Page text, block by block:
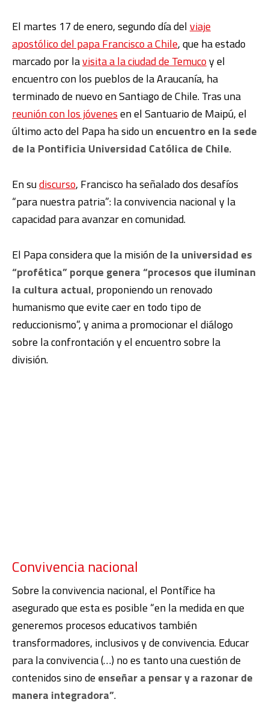
El martes 17 de enero, segundo día delviaje
apostólico del papa Francisco a Chile, que ha estado
marcado por lavisita a la ciudad de Temucoy el
encuentro con los pueblos de la Araucanía, ha
terminado de nuevo en Santiago de Chile. Tras una
reunión con los jóvenesen el Santuario de Maipú, el
último acto del Papa ha sido unencuentro en la sede
de la Pontificia Universidad Católica de Chile.
En sudiscurso, Francisco ha señalado dos desafíos
“para nuestra patria”: la convivencia nacional y la
capacidad para avanzar en comunidad.
El Papa considera que la misión de la universidad es
“profética” porque genera “procesos que iluminan
la cultura actual, proponiendo un renovado
humanismo que evite caer en todo tipo de
reduccionismo”, y anima a promocionar el diálogo
sobre la confrontación y el encuentro sobre la
división.
Convivencia nacional
Sobre la convivencia nacional, el Pontífice ha
asegurado que esta es posible “en la medida en que
generemos procesos educativos también
transformadores, inclusivos y de convivencia. Educar
para la convivencia (…) no es tanto una cuestión de
contenidos sino de enseñar a pensar y a razonar de
manera integradora”.